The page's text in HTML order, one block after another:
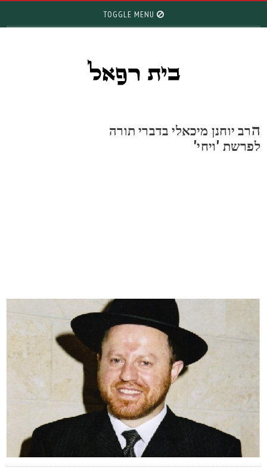
TOGGLE MENU
רב יוחנן מיכאלי בדברי תורה
'ויחי'